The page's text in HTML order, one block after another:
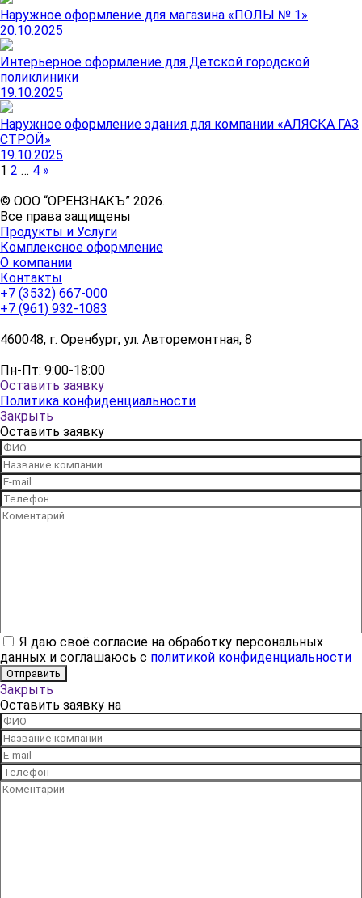
Наружное оформление для магазина «ПОЛЫ № 1»
20.10.2025
Интерьерное оформление для Детской городской
поликлиники
19.10.2025
Наружное оформление здания для компании «АЛЯСКА ГАЗ
СТРОЙ»
19.10.2025
Навигация
записям
1 2 … 4 »
© ООО “ОРЕНЗНАКЪ” 2026.
Все права защищены
Продукты и Услуги
Комплексное оформление
О компании
Контакты
+7 (3532) 667-000
+7 (961) 932-1083
460048, г. Оренбург, ул. Авторемонтная, 8
Пн-Пт: 9:00-18:00
Оставить заявку
Политика конфиденциальности
Закрыть
Оставить заявку
Я даю своё согласие на обработку персональных
данных и соглашаюсь с политикой конфиденциальности
Закрыть
Оставить заявку на